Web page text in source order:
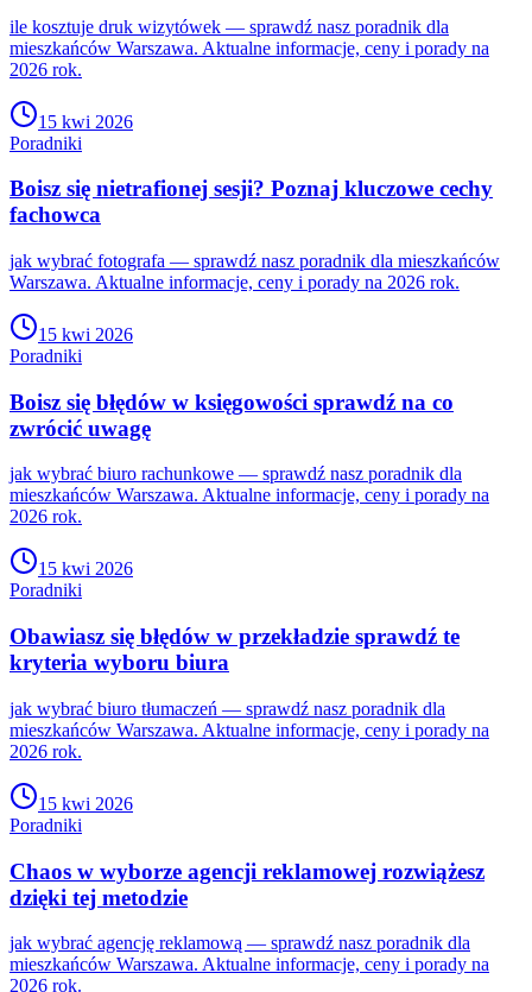
ile kosztuje druk wizytówek — sprawdź nasz poradnik dla
mieszkańców Warszawa. Aktualne informacje, ceny i porady na
2026 rok.
15 kwi 2026
Poradniki
Boisz się nietrafionej sesji? Poznaj kluczowe cechy
fachowca
jak wybrać fotografa — sprawdź nasz poradnik dla mieszkańców
Warszawa. Aktualne informacje, ceny i porady na 2026 rok.
15 kwi 2026
Poradniki
Boisz się błędów w księgowości sprawdź na co
zwrócić uwagę
jak wybrać biuro rachunkowe — sprawdź nasz poradnik dla
mieszkańców Warszawa. Aktualne informacje, ceny i porady na
2026 rok.
15 kwi 2026
Poradniki
Obawiasz się błędów w przekładzie sprawdź te
kryteria wyboru biura
jak wybrać biuro tłumaczeń — sprawdź nasz poradnik dla
mieszkańców Warszawa. Aktualne informacje, ceny i porady na
2026 rok.
15 kwi 2026
Poradniki
Chaos w wyborze agencji reklamowej rozwiążesz
dzięki tej metodzie
jak wybrać agencję reklamową — sprawdź nasz poradnik dla
mieszkańców Warszawa. Aktualne informacje, ceny i porady na
2026 rok.